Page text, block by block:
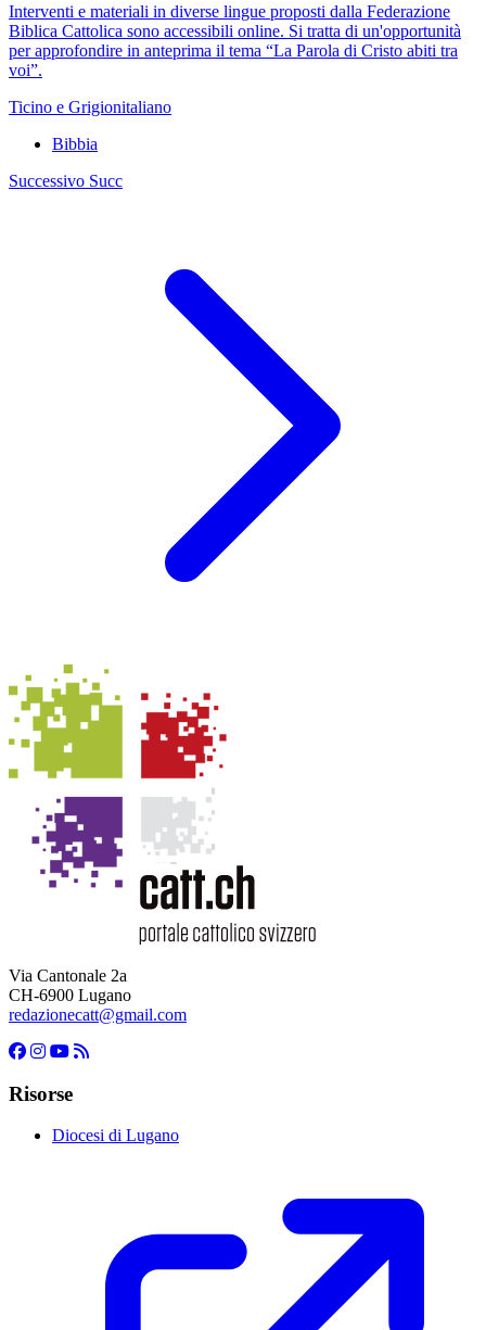
Interventi e materiali in diverse lingue proposti dalla Federazione
Biblica Cattolica sono accessibili online. Si tratta di un'opportunità
per approfondire in anteprima il tema “La Parola di Cristo abiti tra
voi”.
Ticino e Grigionitaliano
Bibbia
Successivo Succ
Via Cantonale 2a
CH-6900 Lugano
redazionecatt@gmail.com
Risorse
Diocesi di Lugano